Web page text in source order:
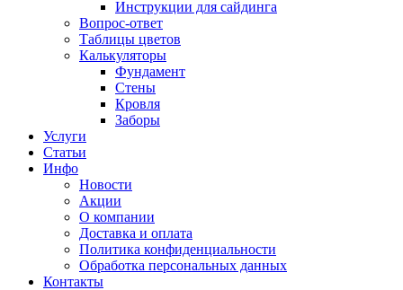
Инструкции для сайдинга
Вопрос-ответ
Таблицы цветов
Калькуляторы
Фундамент
Стены
Кровля
Заборы
Услуги
Статьи
Инфо
Новости
Акции
О компании
Доставка и оплата
Политика конфиденциальности
Обработка персональных данных
Контакты